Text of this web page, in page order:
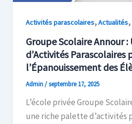
Activités parascolaires,Actualités,
Groupe Scolaire Annour :
d’Activités Parascolaires
l’Épanouissement des
Admin/septembre 17, 2025
L’école privée Groupe
une riche palette d’activités